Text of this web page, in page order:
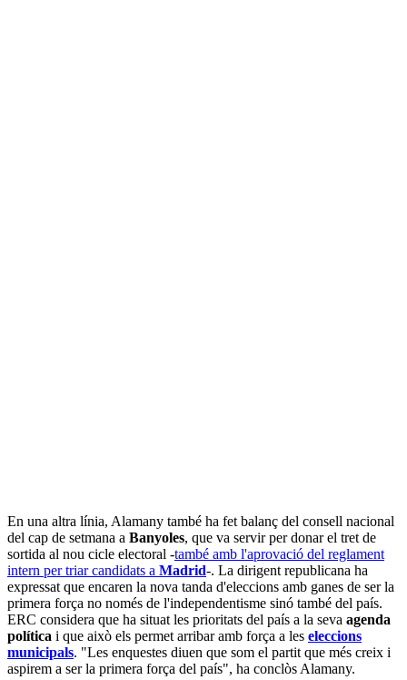
En una altra línia, Alamany també ha fet balanç del consell nacional
del cap de setmana a Banyoles, que va servir per donar el tret de
sortida al nou cicle electoral -també amb l'aprovació del reglament
intern per triar candidats a Madrid-. La dirigent republicana ha
expressat que encaren la nova tanda d'eleccions amb ganes de ser la
primera força no només de l'independentisme sinó també del país.
ERC considera que ha situat les prioritats del país a la seva agenda
política i que això els permet arribar amb força a les eleccions
municipals. "Les enquestes diuen que som el partit que més creix i
aspirem a ser la primera força del país", ha conclòs Alamany.